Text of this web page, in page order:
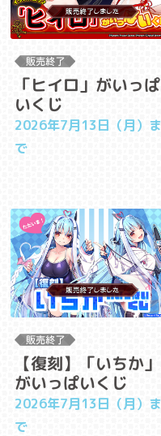
「ヒイロ」がいっぱ
いくじ
2026年7月13日（月）ま
で
【復刻】「いちか」
がいっぱいくじ
2026年7月13日（月）ま
で